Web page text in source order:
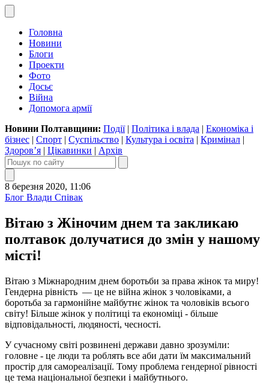
Головна
Новини
Блоги
Проекти
Фото
Досьє
Війна
Допомога армії
Новини Полтавщини: Події| Політика і влада | Економіка і
бізнес | Спорт | Суспільство | Культура і освіта | Кримінал |
Здоров’я | Цікавинки | Архів
8 березня 2020, 11:06
Блог Влади Співак
Вітаю з Жіночим днем та закликаю
полтавок долучатися до змін у нашому
місті!
Вітаю з Міжнародним днем боротьби за права жінок та миру!
Гендерна рівність — це не війна жінок з чоловіками, а
боротьба за гармонійне майбутнє жінок та чоловіків всього
світу! Більше жінок у політиці та економіці - більше
відповідальності, людяності, чесності.
У сучасному світі розвинені держави давно зрозуміли:
головне - це люди та роблять все аби дати їм максимальний
простір для самореалізації. Тому проблема гендерної рівності
це тема національної безпеки і майбутнього.